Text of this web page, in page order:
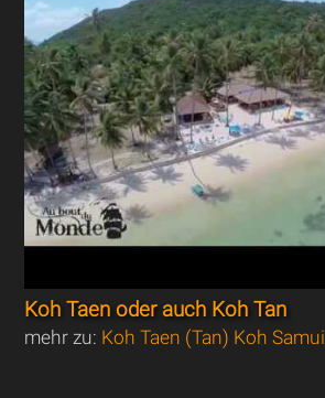
Koh Taen oder auch Koh Tan
mehr zu: Koh Taen (Tan) Koh Samui